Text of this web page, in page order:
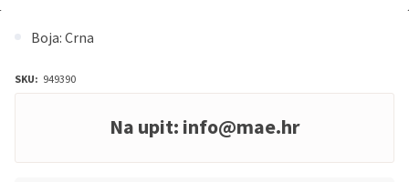
Boja: Crna
SKU: 949390
Na upit: info@mae.hr